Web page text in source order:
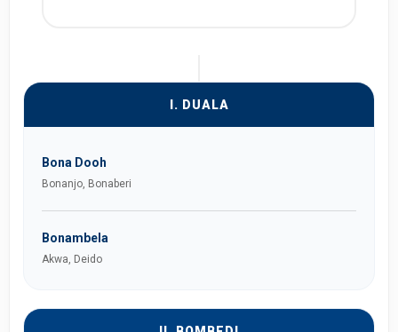
I. DUALA
Bona Dooh
Bonanjo, Bonaberi
Bonambela
Akwa, Deido